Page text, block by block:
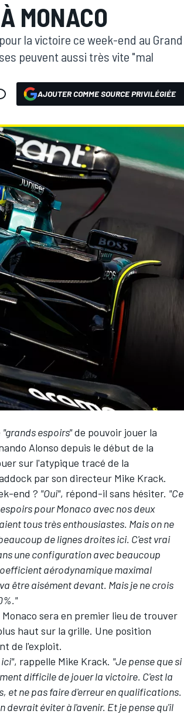
MONACO
la victoire ce week-end au Grand
peuvent aussi très vite "mal
AJOUTER COMME SOURCE PRIVILÉGIÉE
"grands espoirs"de pouvoir jouer la
Alonso depuis le début de la
sur l'atypique tracé de la
par son directeur Mike Krack.
end ? "Oui", répond-il sans hésiter. "Ce
pour Monaco avec nos deux
tous très enthousiastes. Mais on ne
de lignes droites ici. C'est vrai
une configuration avec beaucoup
aérodynamique maximal
être aisément devant. Mais je ne crois
sera en premier lieu de trouver
haut sur la grille. Une position
de l'exploit.
, rappelle Mike Krack. "Je pense que si
difficile de jouer la victoire. C'est la
et ne pas faire d'erreur en qualifications.
devrait éviter à l'avenir. Et je pense qu'il